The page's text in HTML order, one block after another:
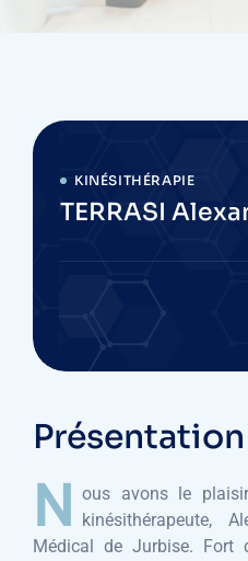
KINÉSITHÉRAPIE
TERRASI
Présentation
N
ous avons le
kinésithérapeute,
Médical de Jurbise. Fort